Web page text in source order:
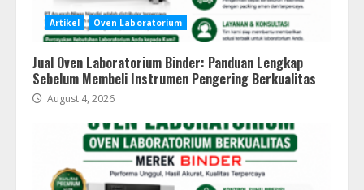
Artikel Oven Laboratorium
Jual Oven Laboratorium Binder: Panduan Lengkap
Sebelum Membeli Instrumen Pengering Berkualitas
August 4, 2026